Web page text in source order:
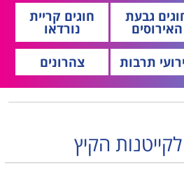
גבעת
האירוסים
חוגים קריית
נורדאו
תרבות צהרונים
הקיץ